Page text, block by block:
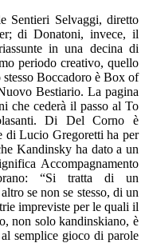
Sentieri Selvaggi, diretto
di Donatoni, invece, il
in una decina di
periodo creativo, quello
Boccadoro è Box of
Bestiario. La pagina
che cederà il passo al To
Di Del Corno è
di Lucio Gregoretti ha per
Kandinsky ha dato a un
Accompagnamento
“Si tratta di un
se non se stesso, di un
impreviste per le quali il
non solo kandinskiano, è
semplice gioco di parole